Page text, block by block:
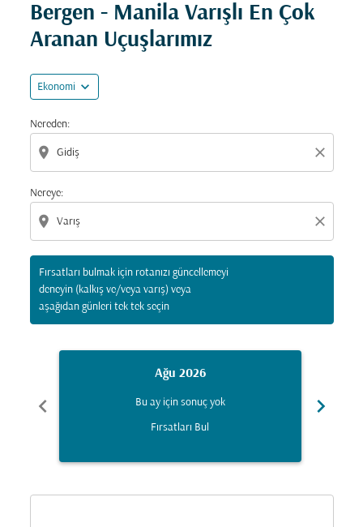
Bergen - Manila Varışlı En Çok
Aranan Uçuşlarımız
Ekonomi expand_more
Nereden:
location_on close
Nereye:
location_on close
Fırsatları bulmak için rotanızı güncellemeyi
deneyin (kalkış ve/veya varış) veya
aşağıdan günleri tek tek seçin
Fırsatları bulmak için rotanızı güncellemeyi deneyin
chevron_left
Ağu 2026
Bu ay için sonuç yok
Fırsatları Bul
chevron_right